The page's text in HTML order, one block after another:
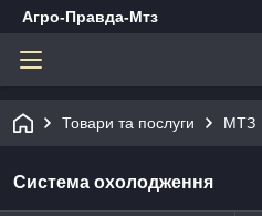
Агро-Правда-Мтз
Товари та послуги МТЗ
Система охолодження